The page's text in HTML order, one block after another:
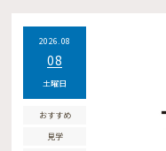
2026.08
08
土曜日
おすすめ
見学